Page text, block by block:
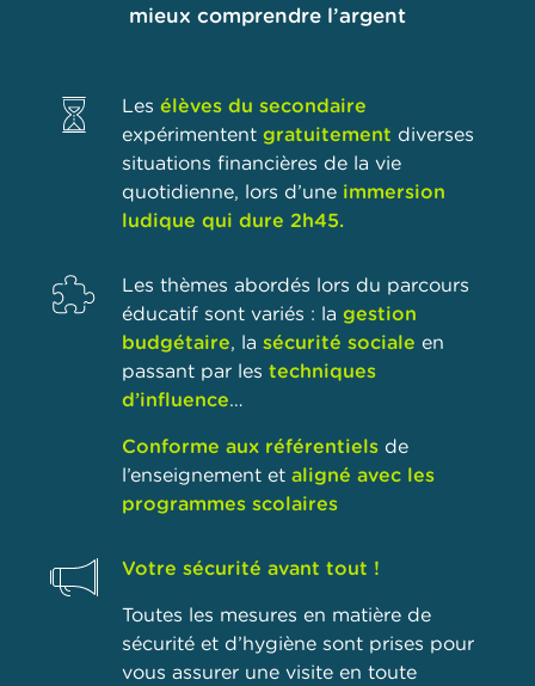
mieux comprendre l’argent
Les élèves du secondaire
expérimentent gratuitement diverses
situations financières de la vie
quotidienne, lors d’une immersion
ludique qui dure 2h45.
Les thèmes abordés lors du parcours
éducatif sont variés : la gestion
budgétaire, la sécurité sociale en
passant par les techniques
d’influence…
Conforme aux référentiels de
l’enseignement et aligné avec les
programmes scolaires
Votre sécurité avant tout !
Toutes les mesures en matière de
sécurité et d’hygiène sont prises pour
vous assurer une visite en toute